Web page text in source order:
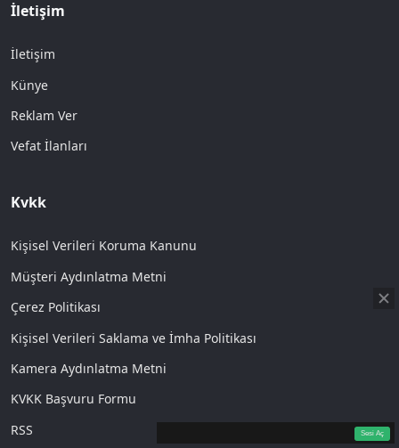
Aç
20.34%
Sesi Aç
İletişim
İletişim
Künye
Reklam Ver
Vefat İlanları
Kvkk
Kişisel Verileri Koruma Kanunu
Müşteri Aydınlatma Metni
Çerez Politikası
Kişisel Verileri Saklama ve İmha Politikası
Kamera Aydınlatma Metni
KVKK Başvuru Formu
RSS